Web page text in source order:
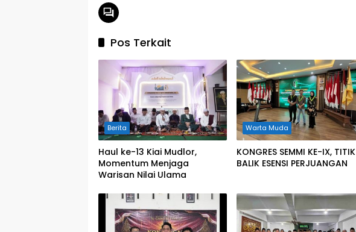
Pos Terkait
Berita
Haul ke-13 Kiai Mudlor,
Momentum Menjaga
Warisan Nilai Ulama
Warta Muda
KONGRES SEMMI KE-IX, TITIK
BALIK ESENSI PERJUANGAN